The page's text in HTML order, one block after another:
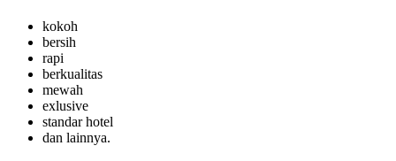
kokoh
bersih
rapi
berkualitas
mewah
exlusive
standar hotel
dan lainnya.